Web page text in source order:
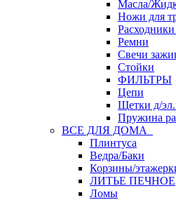
Масла/
Ножи для
Ремни
Свечи
Стойки
ФИЛЬТРЫ
Цепи
Щетки д/
Пружина
ВСЕ ДЛЯ ДОМА
Плинтуса
Ведра/Баки
Корзины/
ЛИТЬЕ ПЕЧНОЕ
Ломы